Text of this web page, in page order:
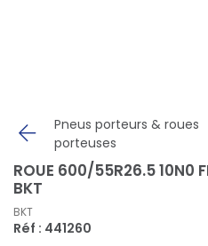
Pneus porteurs & roues
porteuses
ROUE 600/55R26.5 10N0
BKT
BKT
Réf : 441260